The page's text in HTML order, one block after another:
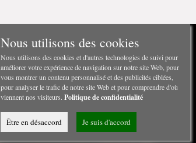
Nous utilisons des cookies
Nous utilisons des cookies et d'autres technologies de suivi pour
améliorer votre expérience de navigation sur notre site Web, pour
vous montrer un contenu personnalisé et des publicités ciblées,
pour analyser le trafic de notre site Web et pour comprendre d'où
viennent nos visiteurs. Politique de confidentialité
Être en désaccord Je suis d'accord